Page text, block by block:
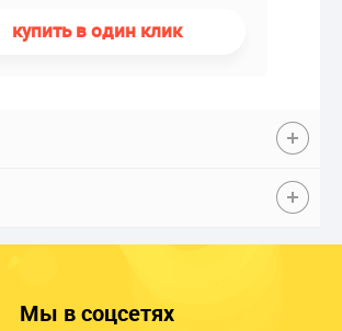
купить в один клик
Мы в соцсетях